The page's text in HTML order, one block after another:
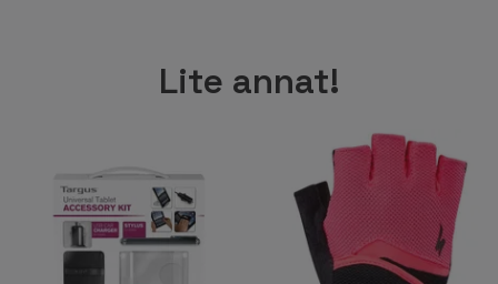
Lite annat!